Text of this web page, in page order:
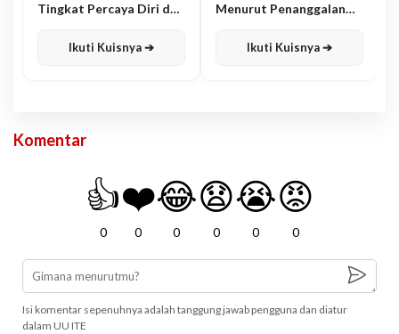
Tingkat Percaya Diri dan
Ikuti Kuisnya ➔
Menurut Penanggalan
Ikuti Kuisnya ➔
Komentar
👍
0
❤️
0
😂
0
😧
0
😭
0
😡
0
Isi komentar sepenuhnya adalah tanggung jawab pengguna dan diatur
dalam UU ITE